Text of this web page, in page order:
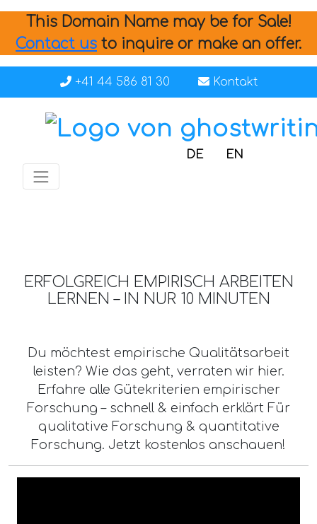
This Domain Name may be for Sale!
Contact us to inquire or make an offer.
+41 44 586 81 30 Kontakt
DE EN
ERFOLGREICH EMPIRISCH ARBEITEN
LERNEN – IN NUR 10 MINUTEN
Du möchtest empirische Qualitätsarbeit
leisten? Wie das geht, verraten wir hier.
Erfahre alle Gütekriterien empirischer
Forschung – schnell & einfach erklärt Für
qualitative Forschung & quantitative
Forschung. Jetzt kostenlos anschauen!